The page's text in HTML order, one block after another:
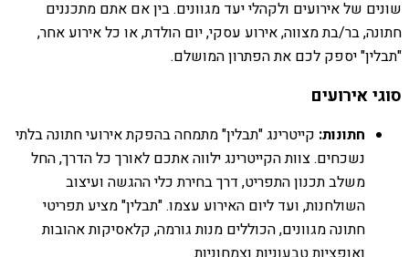
שונים של אירועים ולקהלי יעד מגוונים. בין אם אתם מתכננים
חתונה, בר/בת מצווה, אירוע עסקי, יום הולדת, או כל אירוע אחר,
"תבלין" יספק לכם את הפתרון המושלם.
סוגי אירועים
חתונות: קייטרינג "תבלין" מתמחה בהפקת אירועי חתונה בלתי
נשכחים. צוות הקייטרינג ילווה אתכם לאורך כל הדרך, החל
משלב תכנון התפריט, דרך בחירת כלי ההגשה ועיצוב
השולחנות, ועד ליום האירוע עצמו. "תבלין" מציע תפריטי
חתונה מגוונים, הכוללים מנות גורמה, קלאסיקות אהובות